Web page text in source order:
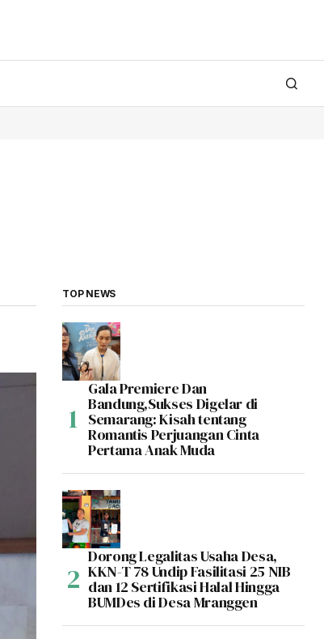
TOP NEWS
Gala Premiere Dan
Bandung,Sukses Digelar di
Semarang: Kisah tentang
Romantis Perjuangan Cinta
Pertama Anak Muda
Dorong Legalitas Usaha Desa,
KKN-T 78 Undip Fasilitasi 25 NIB
dan 12 Sertifikasi Halal Hingga
BUMDes di Desa Mranggen